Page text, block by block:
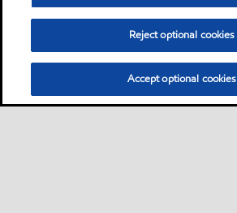
Reject optional cookies
Accept optional cookies